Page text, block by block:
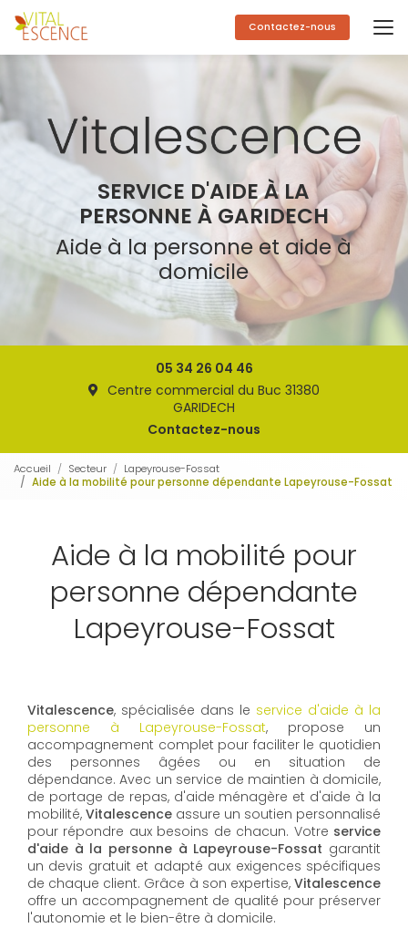
Aller
au
contenu
principal
Contactez-nous
SERVICE D'AIDE À LA
PERSONNE À GARIDECH
Aide à la personne et aide à
domicile
05 34 26 04 46
Centre commercial du Buc 31380
GARIDECH
Contactez-nous
Accueil Secteur
Lapeyrouse-Fossat
Aide à la mobilité pour personne dépendante Lapeyrouse-Fossat
Aide à la mobilité pour
personne dépendante
Lapeyrouse-Fossat
Vitalescence, spécialisée dans le service d'aide à la
personne à Lapeyrouse-Fossat, propose un
accompagnement complet pour faciliter le quotidien
des personnes âgées ou en situation de
dépendance. Avec un service de maintien à domicile,
de portage de repas, d'aide ménagère et d'aide à la
mobilité, Vitalescence assure un soutien personnalisé
pour répondre aux besoins de chacun. Votre service
d'aide à la personne à Lapeyrouse-Fossat garantit
un devis gratuit et adapté aux exigences spécifiques
de chaque client. Grâce à son expertise, Vitalescence
offre un accompagnement de qualité pour préserver
l'autonomie et le bien-être à domicile.